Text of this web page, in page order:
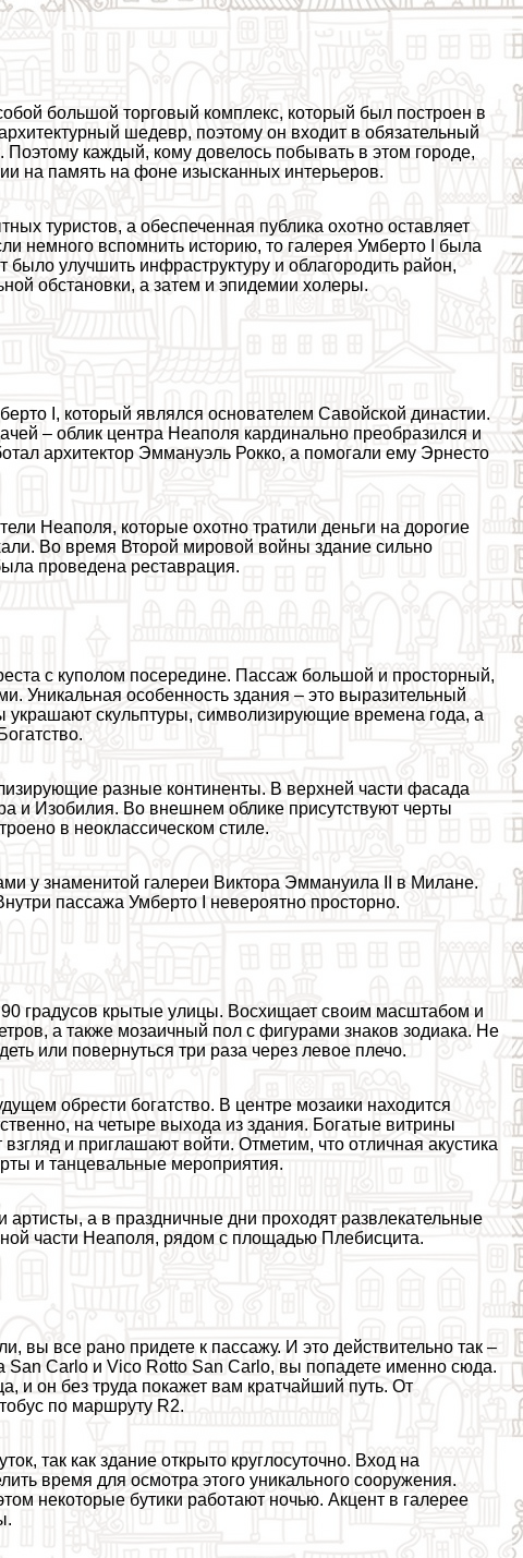
большой торговый комплекс, который был построен в
шедевр, поэтому он входит в обязательный
каждый, кому довелось побывать в этом городе,
на память на фоне изысканных интерьеров.
туристов, а обеспеченная публика охотно оставляет
немного вспомнить историю, то галерея Умберто I была
было улучшить инфраструктуру и облагородить район,
обстановки, а затем и эпидемии холеры.
I, который являлся основателем Савойской династии.
– облик центра Неаполя кардинально преобразился и
архитектор Эммануэль Рокко, а помогали ему Эрнесто
Неаполя, которые охотно тратили деньги на дорогие
Во время Второй мировой войны здание сильно
проведена реставрация.
с куполом посередине. Пассаж большой и просторный,
Уникальная особенность здания – это выразительный
скульптуры, символизирующие времена года, а
разные континенты. В верхней части фасада
и Изобилия. Во внешнем облике присутствуют черты
в неоклассическом стиле.
у знаменитой галереи Виктора Эммануила II в Милане.
пассажа Умберто I невероятно просторно.
градусов крытые улицы. Восхищает своим масштабом и
а также мозаичный пол с фигурами знаков зодиака. Не
или повернуться три раза через левое плечо.
обрести богатство. В центре мозаики находится
на четыре выхода из здания. Богатые витрины
и приглашают войти. Отметим, что отличная акустика
и танцевальные мероприятия.
а в праздничные дни проходят развлекательные
части Неаполя, рядом с площадью Плебисцита.
вы все рано придете к пассажу. И это действительно так –
San Carlo и Vico Rotto San Carlo, вы попадете именно сюда.
и он без труда покажет вам кратчайший путь. От
по маршруту R2.
так как здание открыто круглосуточно. Вход на
время для осмотра этого уникального сооружения.
некоторые бутики работают ночью. Акцент в галерее